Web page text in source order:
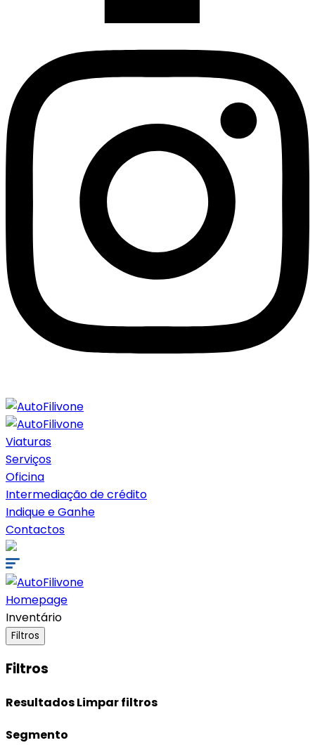
Viaturas
Serviços
Oficina
Intermediação de crédito
Indique e Ganhe
Contactos
Homepage
Inventário
Filtros
Filtros
ResultadosLimpar filtros
Segmento